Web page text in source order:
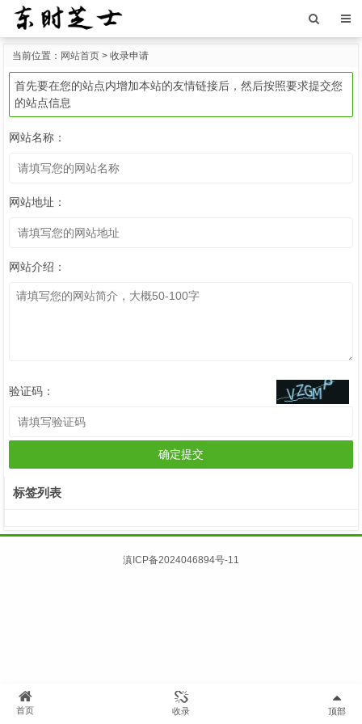
当前位置： 网站首页 > 收录申请
首先要在您的站点内增加本站的友情链接后，然后按照要求提交您
的站点信息
网站名称：
网站地址：
网站介绍：
验证码：
确定提交
标签列表
滇ICP备2024046894号-11
首页 收录 顶部